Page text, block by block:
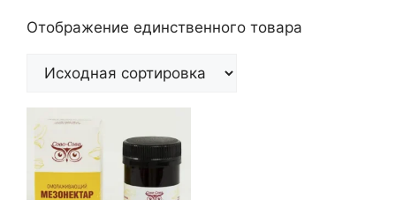
Отображение единственного товара